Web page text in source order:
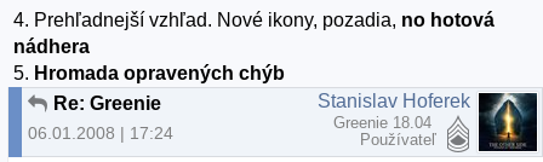
4. Prehľadnejší vzhľad. Nové ikony, pozadia, no hotová
nádhera
5. Hromada opravených chýb
Re: Greenie
06.01.2008 | 17:24
Stanislav Hoferek
Greenie 18.04
Používateľ